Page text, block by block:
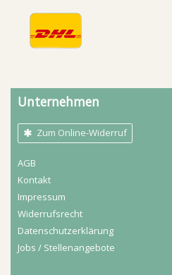
Unternehmen
Zum Online-Widerruf
AGB
Kontakt
Impressum
Widerrufs­recht
Daten­schutz­erklärung
Jobs / Stellenangebote